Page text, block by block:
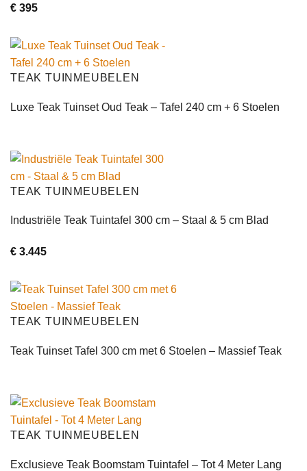
€ 395
TEAK TUINMEUBELEN
Luxe Teak Tuinset Oud Teak – Tafel 240 cm + 6 Stoelen
TEAK TUINMEUBELEN
Industriële Teak Tuintafel 300 cm – Staal & 5 cm Blad
€ 3.445
TEAK TUINMEUBELEN
Teak Tuinset Tafel 300 cm met 6 Stoelen – Massief Teak
TEAK TUINMEUBELEN
Exclusieve Teak Boomstam Tuintafel – Tot 4 Meter Lang